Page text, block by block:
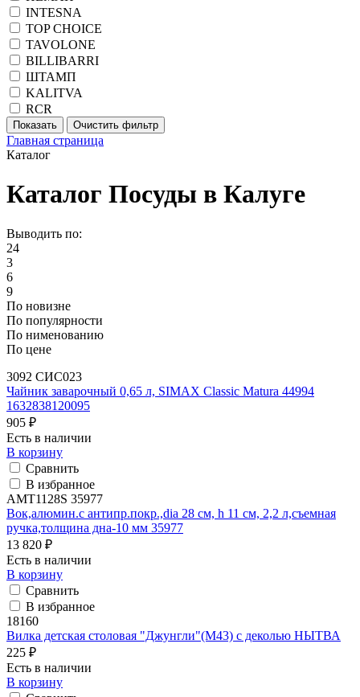
INTESNA
TOP CHOICE
TAVOLONE
BILLIBARRI
ШТАМП
KALITVA
RCR
Главная страница
Каталог
Каталог Посуды в Калуге
Выводить по:
24
3
6
9
По новизне
По популярности
По нименованию
По цене
3092 СИС023
Чайник заварочный 0,65 л, SIMAX Classic Matura 44994
1632838120095
905 ₽
Есть в наличии
В корзину
Сравнить
В избранное
AMT1128S 35977
Вок,алюмин.с антипр.покр.,dia 28 см, h 11 см, 2,2 л,съемная
ручка,толщина дна-10 мм 35977
13 820 ₽
Есть в наличии
В корзину
Сравнить
В избранное
18160
Вилка детская столовая "Джунгли"(М43) с деколью НЫТВА
225 ₽
Есть в наличии
В корзину